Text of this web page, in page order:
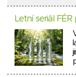
Letní seriál